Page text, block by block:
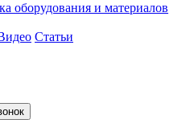
оборудования и материалов
Статьи